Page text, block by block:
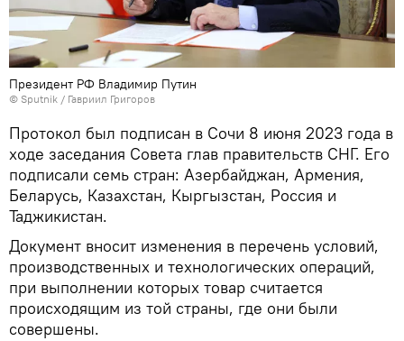
Президент РФ Владимир Путин
© Sputnik / Гавриил Григоров
Протокол был подписан в Сочи 8 июня 2023 года в
ходе заседания Совета глав правительств СНГ. Его
подписали семь стран: Азербайджан, Армения,
Беларусь, Казахстан, Кыргызстан, Россия и
Таджикистан.
Документ вносит изменения в перечень условий,
производственных и технологических операций,
при выполнении которых товар считается
происходящим из той страны, где они были
совершены.